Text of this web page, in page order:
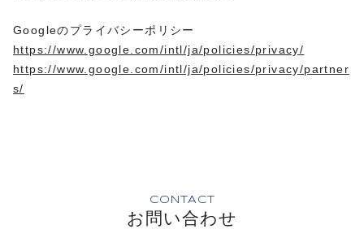
Googleのプライバシーポリシー
https://www.google.com/intl/ja/policies/privacy/
https://www.google.com/intl/ja/policies/privacy/partner
s/
CONTACT
お問い合わせ